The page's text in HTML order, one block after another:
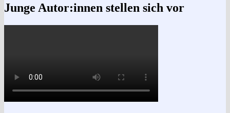
Junge Autor:innen stellen sich vor